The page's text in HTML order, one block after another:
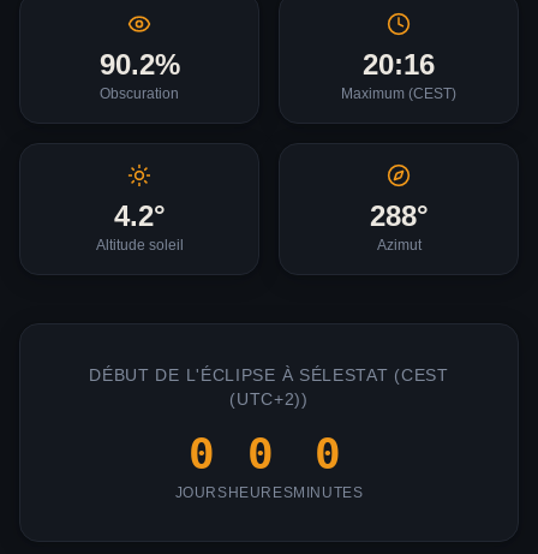
90.2%
Obscuration
20:16
Maximum (CEST)
4.2°
Altitude soleil
288°
Azimut
DÉBUT DE L'ÉCLIPSE À SÉLESTAT (CEST
(UTC+2))
0
JOURS
0
HEURES
0
MINUTES